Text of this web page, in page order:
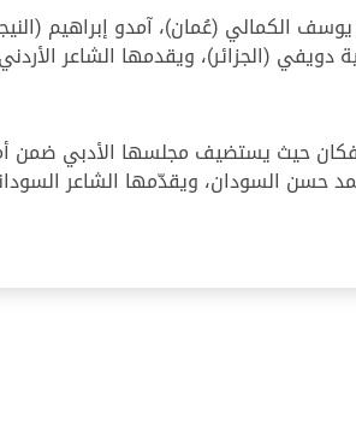
الكمالي (عُمان)، آمدو إبراهيم
دويفي (الجزائر)، ويقدمها الشاعر
حيث يستضيف مجلسها الأدبي ضمن
حسن السودان، ويقدّمها الشاعر